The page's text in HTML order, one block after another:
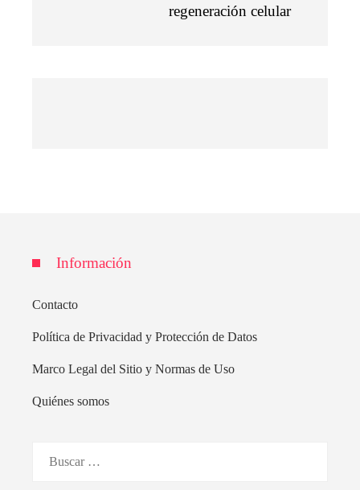
regeneración celular
Información
Contacto
Política de Privacidad y Protección de Datos
Marco Legal del Sitio y Normas de Uso
Quiénes somos